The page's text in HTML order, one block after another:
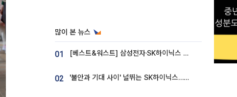
많이 본 뉴스
01 [베스트&워스트] 삼성전자·SK하이닉스 밀린 한 주…상상인증권은 85% 급등
02 '불안과 기대 사이' 널뛰는 SK하이닉스…증권가 "HBM4·LTA 기반 펀터멘털 견고"